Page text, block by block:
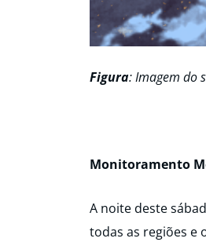
Figura: Imagem do
Monitoramento
A noite deste
todas as regiões e